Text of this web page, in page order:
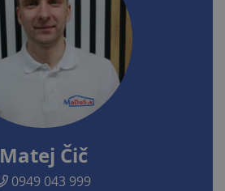
Matej Čič
0949 043 999